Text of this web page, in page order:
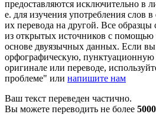
предоставляются исключительно в
е. для изучения употребления слов
их перевода на другой. Все образцы
из открытых источников с помощью
основе двуязычных данных. Если
орфографическую,
оригинале или переводе,
проблеме" или напишите нам
Ваш текст переведен частично.
Вы можете переводить не более 5000